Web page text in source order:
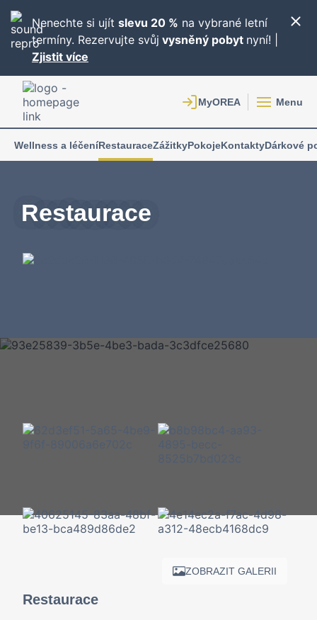
Nenechte si ujít slevu 20 % na vybrané letní
termíny. Rezervujte svůj vysněný pobyt nyní! |
Zjistit více
Menu
Wellness a léčeníRestauraceZážitkyPokojeKontaktyDárkové
Restaurace
ZOBRAZIT GALERII
Restaurace